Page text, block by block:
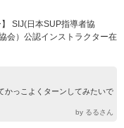
SIJ(日本SUP指導者協
会）公認インストラクター在
かっこよくターンしてみたいで
by るるさん